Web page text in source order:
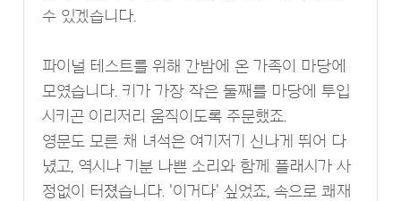
수 있겠습니다.
파이널 테스트를 위해 간밤에 온 가족이 마당에
모였습니다. 키가 가장 작은 둘째를 마당에 투입
시키곤 이리저리 움직이도록 주문했죠.
영문도 모른 채 녀석은 여기저기 신나게 뛰어 다
녔고, 역시나 기분 나쁜 소리와 함께 플래시가 사
정없이 터졌습니다. '이거다' 싶었죠, 속으로 쾌재